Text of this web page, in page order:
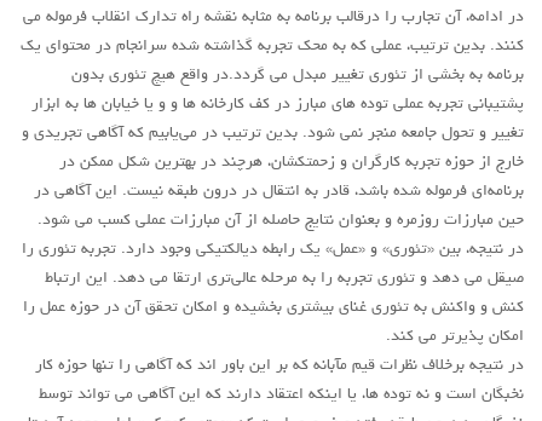
برنامه انقلابی
انقلاب کارگری
امپریالیسم
اتحاد مارکسیست ها
انترناسیونالیسم
خانه
English
هسته کارگران پيشتاز سوسياليست (خوزستان)
در ادامه، آن تجارب را درقالب برنامه به مثابه نقشه راه تدارک انقلاب فرموله می
کنند. بدین ترتیب، عملی که به محک تجربه گذاشته شده سرانجام در محتوای یک
برنامه به بخشی از تئوری تغییر مبدل می گردد.در واقع هیچ تئوری بدون
پشتیبانی تجربه عملی توده های مبارز در کف کارخانه ها و و یا خیابان ها به ابزار
تغییر و تحول جامعه منجر نمی شود. بدین ترتیب در می‌یابیم که آگاهی تجریدی و
خارج از حوزه تجربه کارگران و زحمتکشان، هرچند در بهترین شکل ممکن در
برنامه‌‌ای فرموله شده باشد، قادر به انتقال در درون طبقه نیست. این آگاهی در
حین مبارزات روزمره و بعنوان نتایج حاصله از آن مبارزات عملی کسب می شود.
در نتیجه، بین «تئوری» و «عمل» یک رابطه دیالکتیکی وجود دارد. تجربه تئوری را
صیقل می دهد و تئوری تجربه را به مرحله عالی‌تری ارتقا می دهد. این ارتباط
کنش و واکنش به تئوری غنای بیشتری بخشیده و امکان تحقق آن در حوزه عمل را
امکان پذیرتر می کند.
در نتیجه برخلاف نظرات قیم مآبانه که بر این باور اند که آگاهی را تنها حوزه کار
نخبگان است و نه توده ها، یا اینکه اعتقاد دارند که این آگاهی می تواند توسط